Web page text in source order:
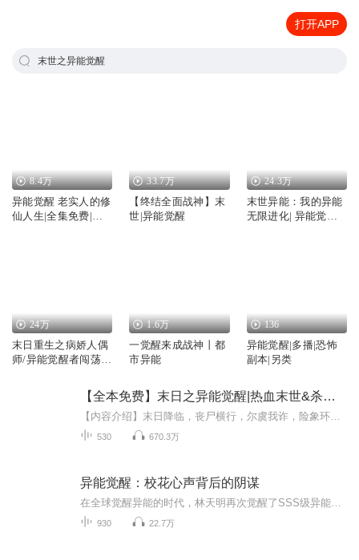
打开APP
末世之异能觉醒
8.4万
异能觉醒 老实人的修
仙人生|全集免费|异
33.7万
【终结全面战神】末
世|异能觉醒
24.3万
末世异能：我的异能
无限进化| 异能觉醒 |
24万
末日重生之病娇人偶
师/异能觉醒者闯荡末
1.6万
一觉醒来成战神丨都
市异能
136
异能觉醒|多播|恐怖
副本|另类
【全本免费】末日之异能觉醒|热血末世&杀神再临
530 670.3万
异能觉醒：校花心声背后的阴谋
930 22.7万